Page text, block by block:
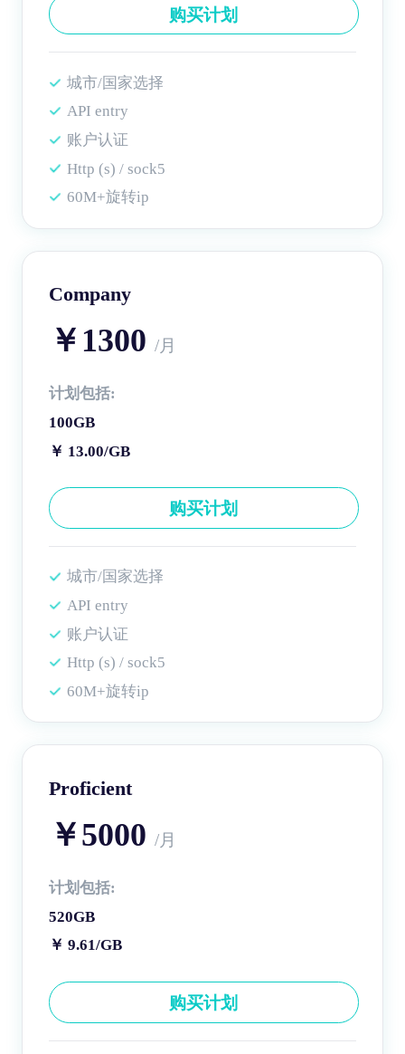
购买计划
城市/国家选择
API entry
账户认证
Http (s) / sock5
60M+旋转ip
Company
￥1300 /月
计划包括:
100GB
￥ 13.00/GB
购买计划
城市/国家选择
API entry
账户认证
Http (s) / sock5
60M+旋转ip
Proficient
￥5000 /月
计划包括:
520GB
￥ 9.61/GB
购买计划